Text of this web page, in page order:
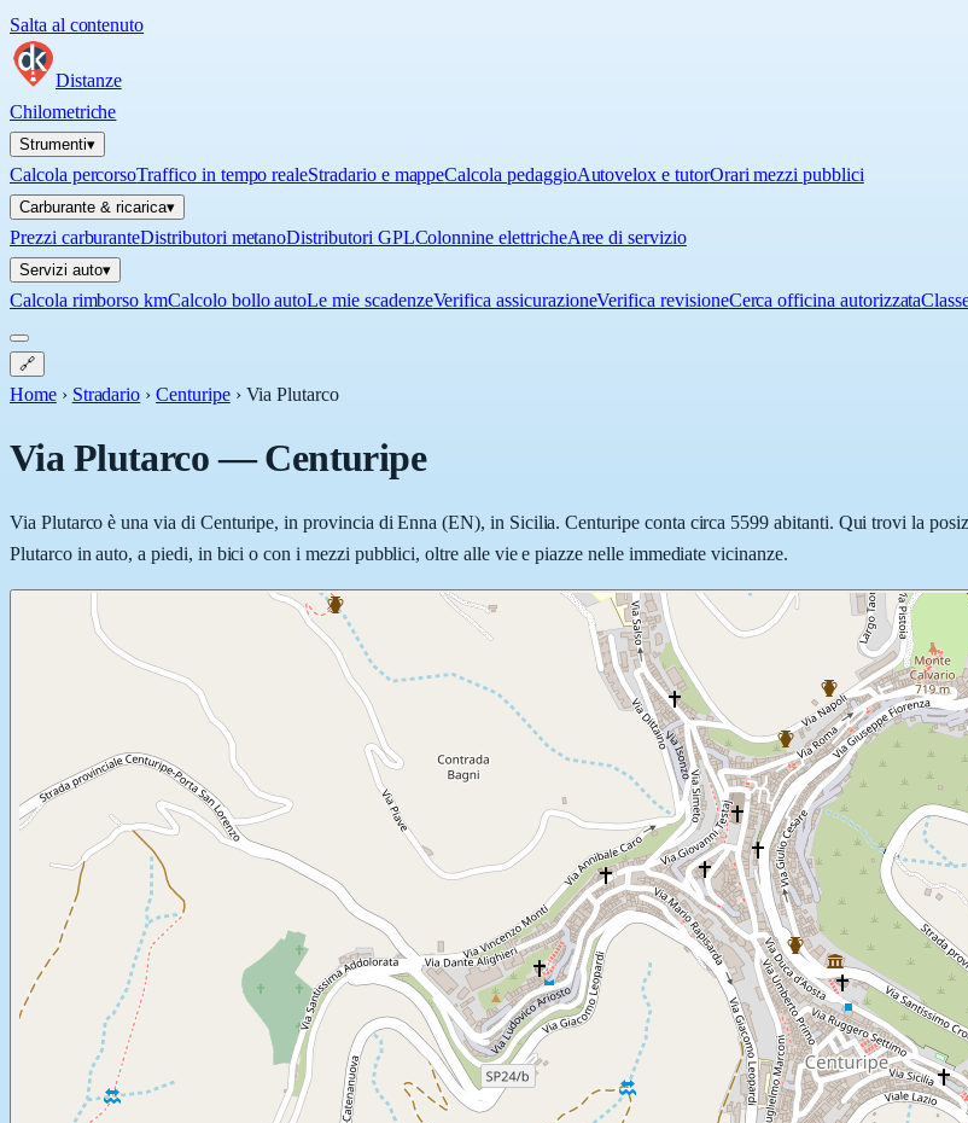
Salta al contenuto
Distanze
Chilometriche
Strumenti▾
Calcola percorsoTraffico in tempo realeStradario e mappeCalcola pedaggioAutovelox e tutorOrari mezzi pubblici
Carburante & ricarica▾
Prezzi carburanteDistributori metanoDistributori GPLColonnine elettricheAree di servizio
Servizi auto▾
Calcola rimborso kmCalcolo bollo autoLe mie scadenzeVerifica assicurazioneVerifica revisioneCerca officina autorizzata
🔗
Home › Stradario › Centuripe › Via Plutarco
Via Plutarco—Centuripe
Via Plutarco è una via di Centuripe, in provincia di Enna (EN), in Sicilia. Centuripe conta circa 5599 abitanti. Qui trovi la
Plutarco in auto, a piedi, in bici o con i mezzi pubblici, oltre alle vie e piazze nelle immediate vicinanze.